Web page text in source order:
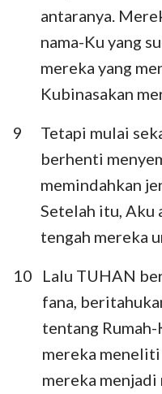
antaranya.
nama-Ku yang
mereka yang
Kubinasakan
9
Tetapi mulai
berhenti
memindahkan
Setelah itu, Aku
tengah mereka
10
Lalu TUHAN
fana,
tentang
mereka meneliti
mereka menjadi